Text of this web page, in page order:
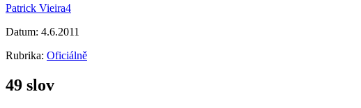
Patrick Vieira4
Datum: 4.6.2011
Rubrika: Oficiálně
49 slov